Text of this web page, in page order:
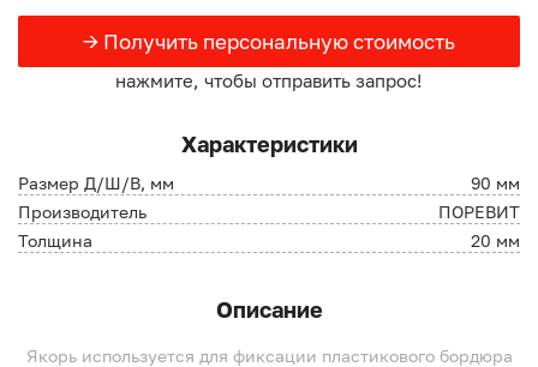
→ Получить персональную стоимость
нажмите, чтобы отправить запрос!
Характеристики
Размер Д/Ш/В, мм
90 мм
Производитель
ПОРЕВИТ
Толщина
20 мм
Описание
Якорь используется для фиксации пластикового бордюра